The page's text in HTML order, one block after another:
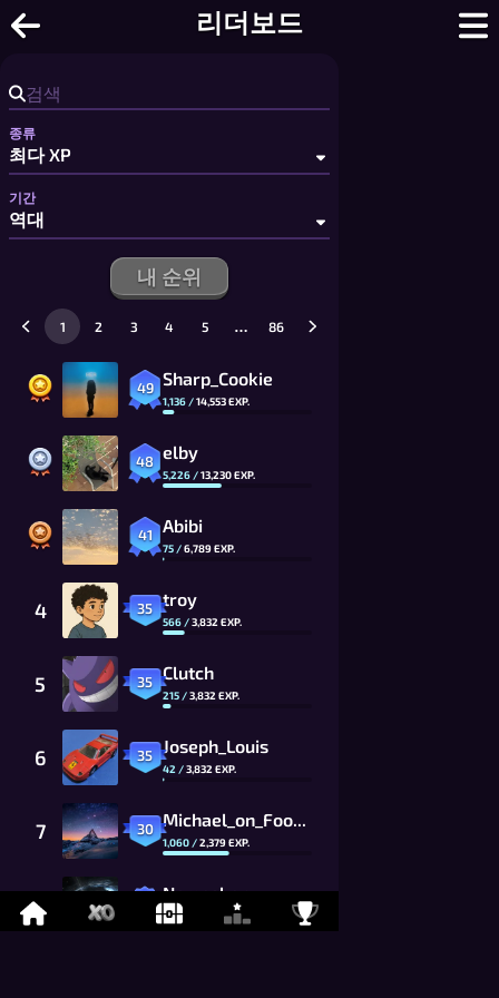
리더보드
틱택토 - 무료 2인용 틱택토: 큰 보드와
종류
기간
내 순위
49 Sharp_Cookie
1,136 /14,553EXP.
48 elby
5,226 /13,230EXP.
41 Abibi
75 /6,789EXP.
4 35 troy
566 /3,832 EXP.
5 35 Clutch
215 /3,832 EXP.
6 35 Joseph_Louis
42 /3,832 EXP.
7 30 Michael_on_Foony
1,060 /2,379EXP.
8 Namaskar
869 EXP.
1 2 3 4 5 … 86